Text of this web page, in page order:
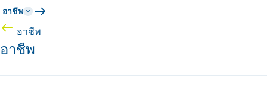
อาชีพ
อาชีพ
อาชีพ